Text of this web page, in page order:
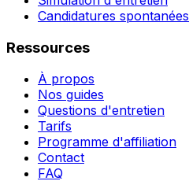
Candidatures spontanées
Ressources
À propos
Nos guides
Questions d'entretien
Tarifs
Programme d'affiliation
Contact
FAQ